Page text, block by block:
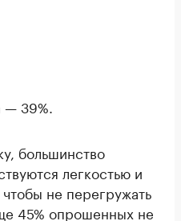
39%.
большинство
легкостью и
не перегружать
45% опрошенных не